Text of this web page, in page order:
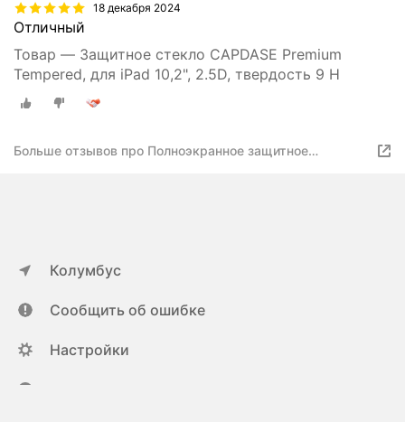
18 декабря 2024
Отличный
Товар — Защитное стекло CAPDASE Premium
Tempered, для iPad 10,2", 2.5D, твердость 9 Н
Больше отзывов про Полноэкранное защитное
Колумбус
Сообщить об ошибке
Настройки